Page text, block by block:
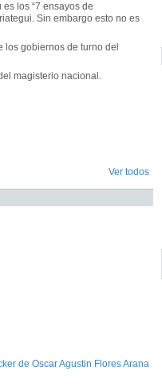
los “7 ensayos de
Sin embargo esto no es
los gobiernos de turno del
magisterio nacional.
Ver todos
de Oscar Agustin Flores Arana